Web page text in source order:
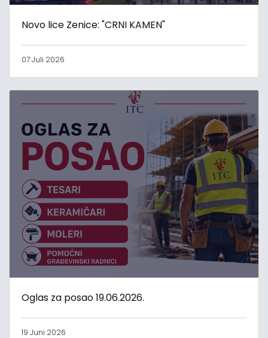
Novo lice Zenice: "CRNI KAMEN"
07 Juli 2026
Oglas za posao 19.06.2026.
19 Juni 2026